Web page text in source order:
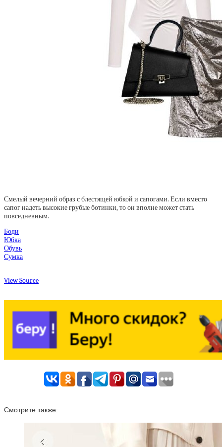
Смелый вечерний образ с блестящей юбкой и сапогами. Если вместо
сапог надеть высокие грубые ботинки, то он вполне может стать
повседневным.
Боди
Юбка
Обувь
Сумка
View Source
Смотрите также: